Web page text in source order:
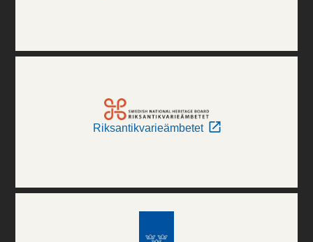
Riksantikvarieämbetet